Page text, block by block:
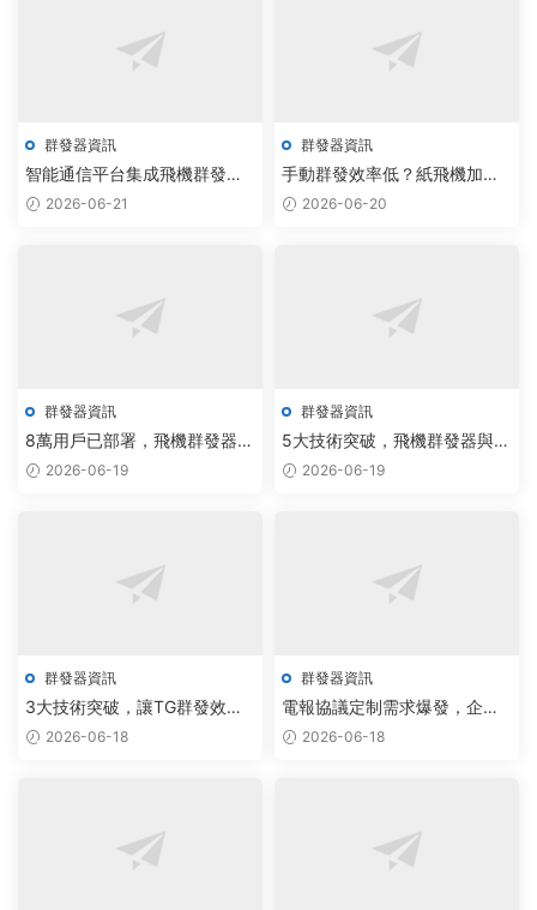
群發器資訊
智能通信平台集成飛機群發與
電報監聽，助力行業自動化升
2026-06-21
群發器資訊
手動群發效率低？紙飛機加群
助手用AI大模型實現自動化觸
2026-06-20
群發器資訊
8萬用戶已部署，飛機群發器與
TG批量采集引爆自動化采集新
2026-06-19
群發器資訊
5大技術突破，飛機群發器與電
報監聽系統定制引領通訊新藍
2026-06-19
群發器資訊
3大技術突破，讓TG群發效率
提升80%
2026-06-18
群發器資訊
電報協議定制需求爆發，企業
加速布局私信軟件與群發器，
2026-06-18